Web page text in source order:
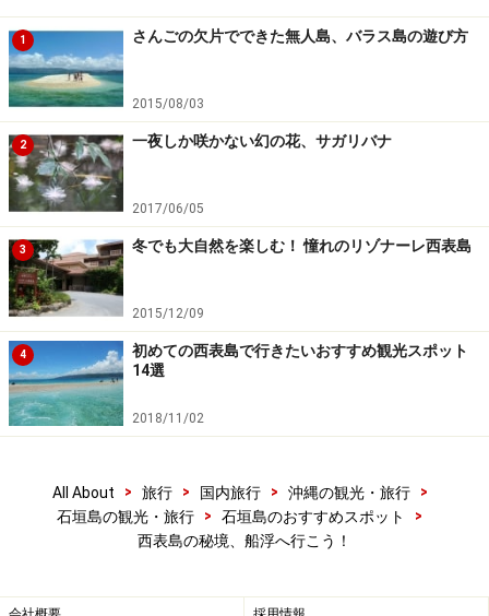
1 さんごの欠片でできた無人島、バラス島の遊び方
2015/08/03
2 一夜しか咲かない幻の花、サガリバナ
2017/06/05
3 冬でも大自然を楽しむ！ 憧れのリゾナーレ西表島
2015/12/09
4
初めての西表島で行きたいおすすめ観光スポット
14選
2018/11/02
All About > 旅行 > 国内旅行 > 沖縄の観光・旅行
>
石垣島の観光・旅行
> 石垣島のおすすめスポット
>
西表島の秘境、船浮へ行こう！